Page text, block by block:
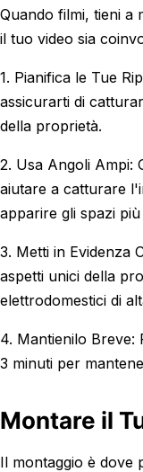
Quando filmi, tieni a
il tuo video sia
1. Pianifica le Tue
assicurarti di
della proprietà.
2. Usa Angoli Ampi:
aiutare a catturare
apparire gli spazi più
3. Metti in Evidenza
aspetti unici della
elettrodomestici di
4. Mantienilo Breve:
3 minuti per
Montare il
Il montaggio è dove